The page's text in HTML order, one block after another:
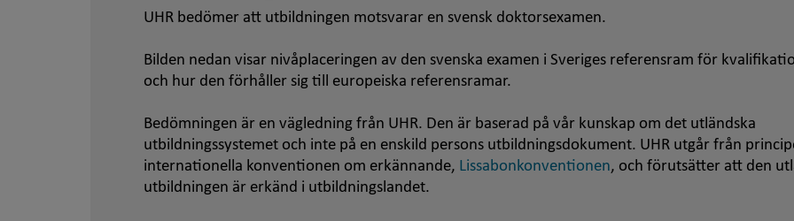
UHR bedömer att utbildningen motsvarar en svensk doktorsexamen.
Bilden nedan visar nivåplaceringen av den svenska examen i Sveriges referensram för
och hur den förhåller sig till europeiska referensramar.
Bedömningen är en vägledning från UHR. Den är baserad på vår kunskap om det utländska
utbildningssystemet och inte på en enskild persons utbildningsdokument. UHR utgår från
internationella konventionen om erkännande, Lissabonkonventionen, och förutsätter att den
utbildningen är erkänd i utbildningslandet.